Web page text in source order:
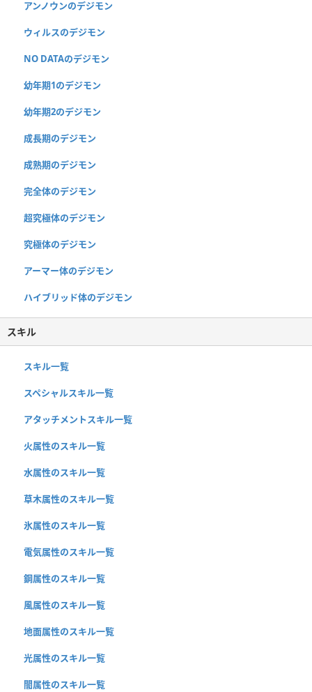
アンノウンのデジモン
ウィルスのデジモン
NO DATAのデジモン
幼年期1のデジモン
幼年期2のデジモン
成長期のデジモン
成熟期のデジモン
完全体のデジモン
超究極体のデジモン
究極体のデジモン
アーマー体のデジモン
ハイブリッド体のデジモン
スキル
スキル一覧
スペシャルスキル一覧
アタッチメントスキル一覧
火属性のスキル一覧
水属性のスキル一覧
草木属性のスキル一覧
氷属性のスキル一覧
電気属性のスキル一覧
鋼属性のスキル一覧
風属性のスキル一覧
地面属性のスキル一覧
光属性のスキル一覧
闇属性のスキル一覧